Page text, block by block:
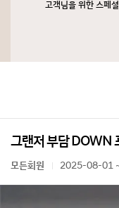
고객님을 위한 스페
그랜저 부담 DOWN
모든회원 2025-08-01